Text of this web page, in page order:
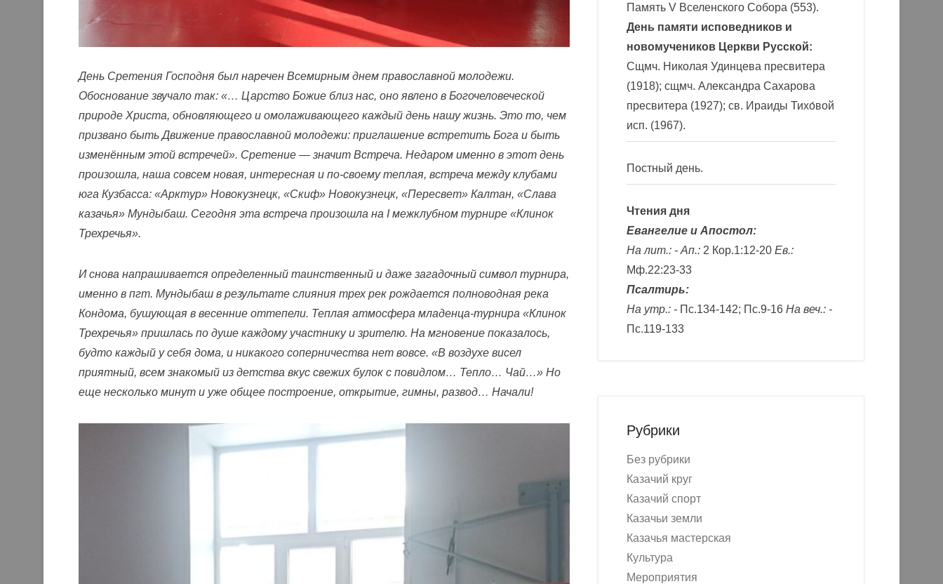
День Сретения Господня был наречен Всемирным днем православной молодежи.
Обоснование звучало так: «… Царство Божие близ нас, оно явлено в Богочеловеческой
природе Христа, обновляющего и омолаживающего каждый день нашу жизнь. Это то, чем
призвано быть Движение православной молодежи: приглашение встретить Бога и быть
изменённым этой встречей». Сретение — значит Встреча. Недаром именно в этот день
произошла, наша совсем новая, интересная и по-своему теплая, встреча между клубами
юга Кузбасса: «Арктур» Новокузнецк, «Скиф» Новокузнецк, «Пересвет» Калтан, «Слава
казачья» Мундыбаш. Сегодня эта встреча произошла на I межклубном турнире «Клинок
Трехречья».
И снова напрашивается определенный таинственный и даже загадочный символ турнира,
именно в пгт. Мундыбаш в результате слияния трех рек рождается полноводная река
Кондома, бушующая в весенние оттепели. Теплая атмосфера младенца-турнира «Клинок
Трехречья» пришлась по душе каждому участнику и зрителю. На мгновение показалось,
будто каждый у себя дома, и никакого соперничества нет вовсе. «В воздухе висел
приятный, всем знакомый из детства вкус свежих булок с повидлом… Тепло… Чай…» Но
еще несколько минут и уже общее построение, открытие, гимны, развод… Начали!
Память V Вселенского Собора (553).
День памяти исповедников и
новомучеников Церкви Русской:
Сщмч. Николая Удинцева пресвитера
(1918); сщмч. Александра Сахарова
пресвитера (1927); св. Ираиды Тихо́вой
исп. (1967).
Постный день.
Чтения дня
Евангелие и Апостол:
На лит.: - Ап.: 2 Кор.1:12-20 Ев.:
Мф.22:23-33
Псалтирь:
На утр.: - Пс.134-142; Пс.9-16 На веч.: -
Пс.119-133
Рубрики
Без рубрики
Казачий круг
Казачий спорт
Казачьи земли
Казачья мастерская
Культура
Мероприятия